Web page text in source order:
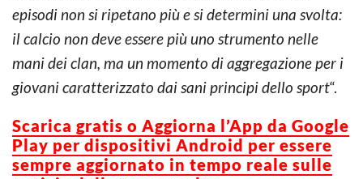
episodi non si ripetano più e si determini una svolta:
il calcio non deve essere più uno strumento nelle
mani dei clan, ma un momento di aggregazione per i
giovani caratterizzato dai sani principi dello sport“.
Scarica gratis o Aggiorna l’App da Google
Play per dispositivi Android per essere
sempre aggiornato in tempo reale sulle